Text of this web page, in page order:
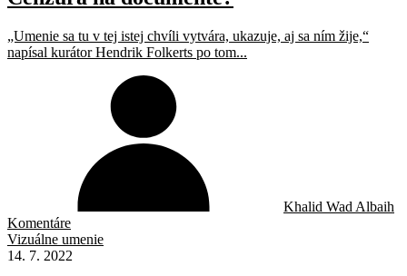
„Umenie sa tu v tej istej chvíli vytvára, ukazuje, aj sa ním žije,“
napísal kurátor Hendrik Folkerts po tom...
Khalid Wad Albaih
Komentáre
Vizuálne umenie
14. 7. 2022